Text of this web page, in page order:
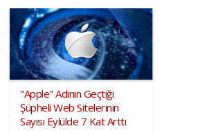
"Apple" Adının Geçtiği
Şüpheli Web Sitelerinin
Sayısı Eylülde 7 Kat Arttı